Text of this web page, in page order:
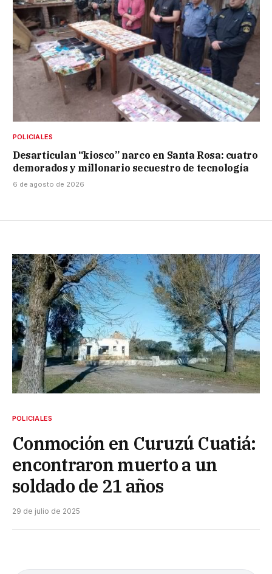
POLICIALES
Desarticulan “kiosco” narco en Santa Rosa: cuatro
demorados y millonario secuestro de tecnología
6 de agosto de 2026
POLICIALES
Conmoción en Curuzú Cuatiá:
encontraron muerto a un
soldado de 21 años
29 de julio de 2025